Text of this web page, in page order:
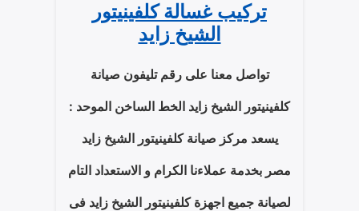
تركيب غسالة كلفينيتور
الشيخ زايد
تواصل معنا على رقم تليفون صيانة
كلفينيتور الشيخ زايد الخط الساخن الموحد :
يسعد مركز صيانة كلفينيتور الشيخ زايد
مصر بخدمة عملاءنا الكرام و الاستعداد التام
لصيانة جميع اجهزة كلفينيتور الشيخ زايد فى